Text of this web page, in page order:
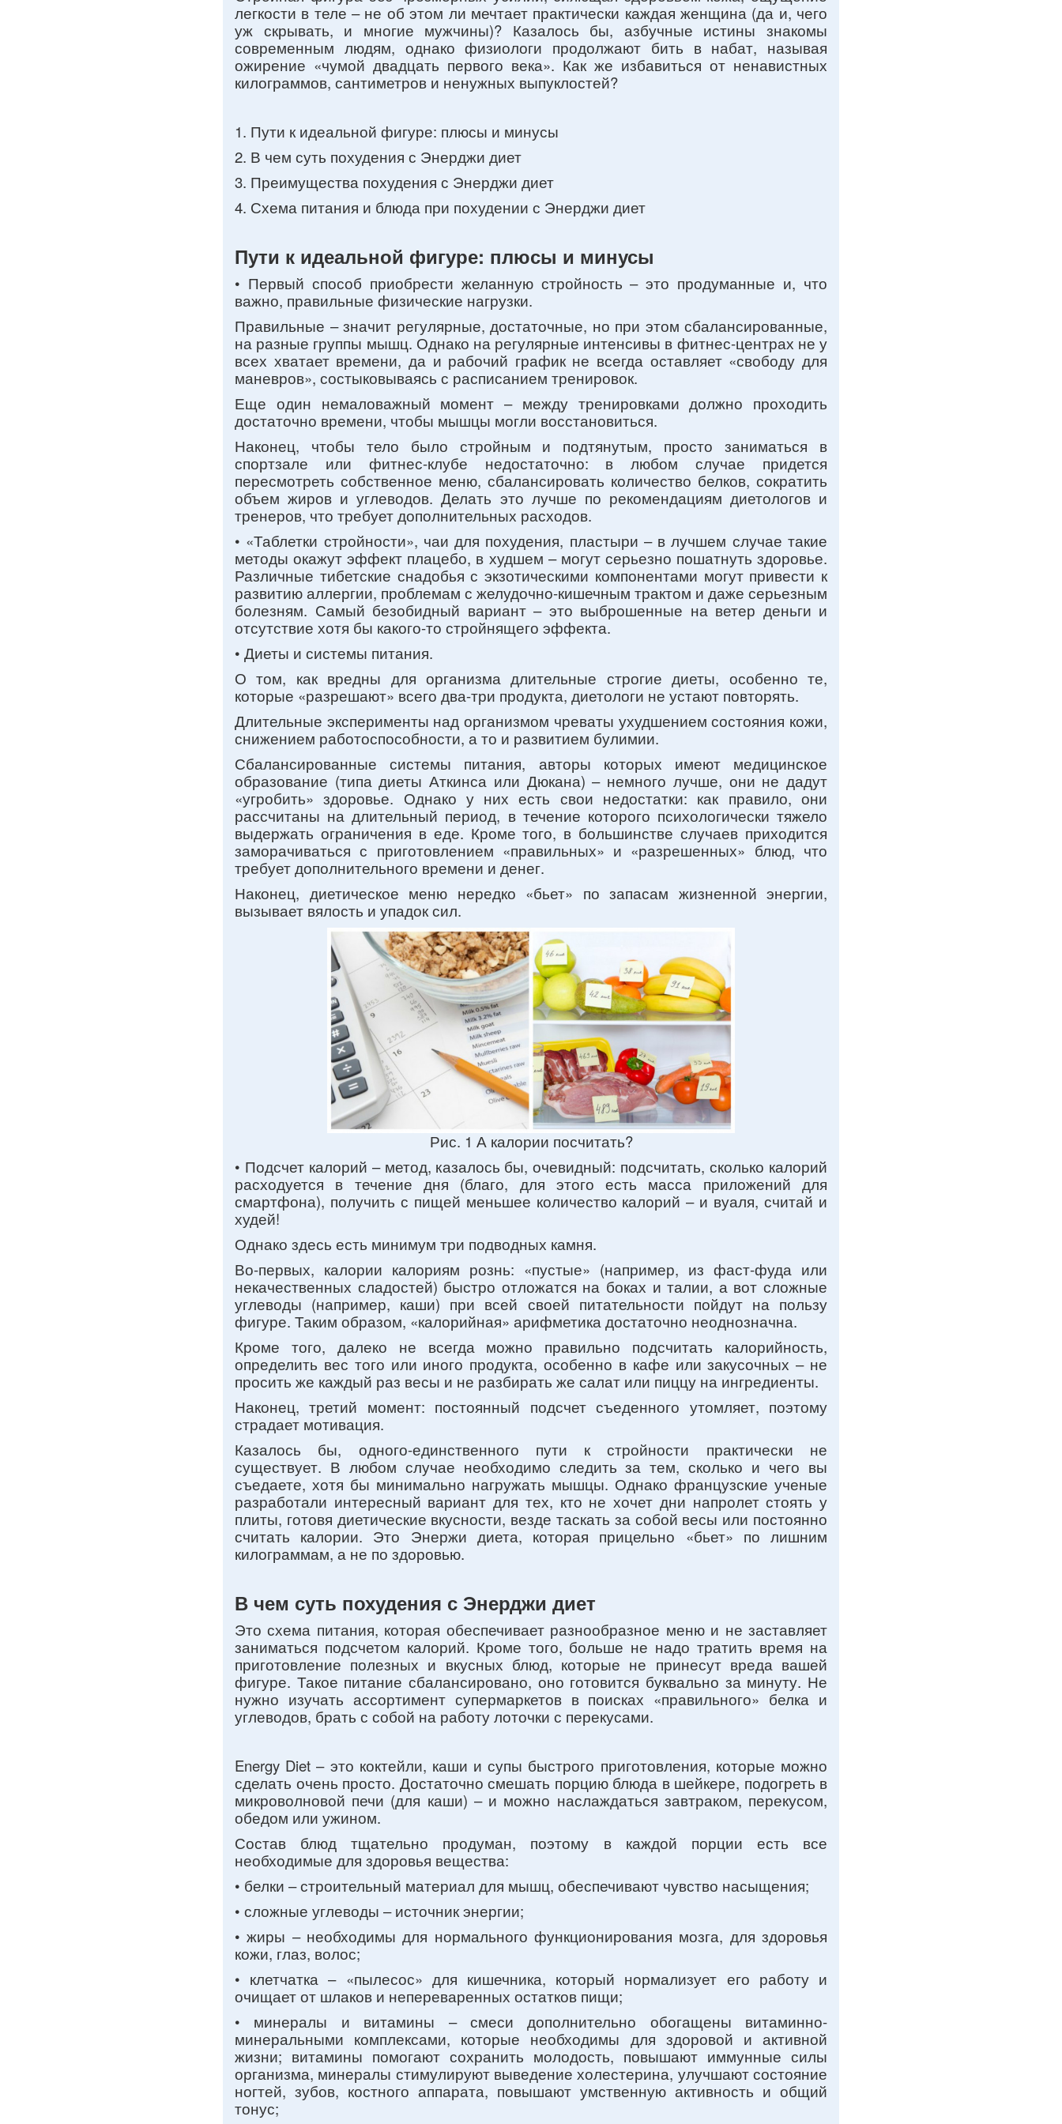
легкости в теле – не об этом ли мечтает практически каждая женщина (да и, чего
уж скрывать, и многие мужчины)? Казалось бы, азбучные истины знакомы
современным людям, однако физиологи продолжают бить в набат, называя
ожирение «чумой двадцать первого века». Как же избавиться от ненавистных
килограммов, сантиметров и ненужных выпуклостей?
1. Пути к идеальной фигуре: плюсы и минусы
2. В чем суть похудения с Энерджи диет
3. Преимущества похудения с Энерджи диет
4. Схема питания и блюда при похудении с Энерджи диет
Пути к идеальной фигуре: плюсы и минусы
• Первый способ приобрести желанную стройность – это продуманные и, что
важно, правильные физические нагрузки.
Правильные – значит регулярные, достаточные, но при этом сбалансированные,
на разные группы мышц. Однако на регулярные интенсивы в фитнес-центрах не у
всех хватает времени, да и рабочий график не всегда оставляет «свободу для
маневров», состыковываясь с расписанием тренировок.
Еще один немаловажный момент – между тренировками должно проходить
достаточно времени, чтобы мышцы могли восстановиться.
Наконец, чтобы тело было стройным и подтянутым, просто заниматься в
спортзале или фитнес-клубе недостаточно: в любом случае придется
пересмотреть собственное меню, сбалансировать количество белков, сократить
объем жиров и углеводов. Делать это лучше по рекомендациям диетологов и
тренеров, что требует дополнительных расходов.
• «Таблетки стройности», чаи для похудения, пластыри – в лучшем случае такие
методы окажут эффект плацебо, в худшем – могут серьезно пошатнуть здоровье.
Различные тибетские снадобья с экзотическими компонентами могут привести к
развитию аллергии, проблемам с желудочно-кишечным трактом и даже серьезным
болезням. Самый безобидный вариант – это выброшенные на ветер деньги и
отсутствие хотя бы какого-то стройнящего эффекта.
• Диеты и системы питания.
О том, как вредны для организма длительные строгие диеты, особенно те,
которые «разрешают» всего два-три продукта, диетологи не устают повторять.
Длительные эксперименты над организмом чреваты ухудшением состояния кожи,
снижением работоспособности, а то и развитием булимии.
Сбалансированные системы питания, авторы которых имеют медицинское
образование (типа диеты Аткинса или Дюкана) – немного лучше, они не дадут
«угробить» здоровье. Однако у них есть свои недостатки: как правило, они
рассчитаны на длительный период, в течение которого психологически тяжело
выдержать ограничения в еде. Кроме того, в большинстве случаев приходится
заморачиваться с приготовлением «правильных» и «разрешенных» блюд, что
требует дополнительного времени и денег.
Наконец, диетическое меню нередко «бьет» по запасам жизненной энергии,
вызывает вялость и упадок сил.
Рис. 1 А калории посчитать?
• Подсчет калорий – метод, казалось бы, очевидный: подсчитать, сколько калорий
расходуется в течение дня (благо, для этого есть масса приложений для
смартфона), получить с пищей меньшее количество калорий – и вуаля, считай и
худей!
Однако здесь есть минимум три подводных камня.
Во-первых, калории калориям рознь: «пустые» (например, из фаст-фуда или
некачественных сладостей) быстро отложатся на боках и талии, а вот сложные
углеводы (например, каши) при всей своей питательности пойдут на пользу
фигуре. Таким образом, «калорийная» арифметика достаточно неоднозначна.
Кроме того, далеко не всегда можно правильно подсчитать калорийность,
определить вес того или иного продукта, особенно в кафе или закусочных – не
просить же каждый раз весы и не разбирать же салат или пиццу на ингредиенты.
Наконец, третий момент: постоянный подсчет съеденного утомляет, поэтому
страдает мотивация.
Казалось бы, одного-единственного пути к стройности практически не
существует. В любом случае необходимо следить за тем, сколько и чего вы
съедаете, хотя бы минимально нагружать мышцы. Однако французские ученые
разработали интересный вариант для тех, кто не хочет дни напролет стоять у
плиты, готовя диетические вкусности, везде таскать за собой весы или постоянно
считать калории. Это Энержи диета, которая прицельно «бьет» по лишним
килограммам, а не по здоровью.
В чем суть похудения с Энерджи диет
Это схема питания, которая обеспечивает разнообразное меню и не заставляет
заниматься подсчетом калорий. Кроме того, больше не надо тратить время на
приготовление полезных и вкусных блюд, которые не принесут вреда вашей
фигуре. Такое питание сбалансировано, оно готовится буквально за минуту. Не
нужно изучать ассортимент супермаркетов в поисках «правильного» белка и
углеводов, брать с собой на работу лоточки с перекусами.
Energy Diet – это коктейли, каши и супы быстрого приготовления, которые можно
сделать очень просто. Достаточно смешать порцию блюда в шейкере, подогреть в
микроволновой печи (для каши) – и можно наслаждаться завтраком, перекусом,
обедом или ужином.
Состав блюд тщательно продуман, поэтому в каждой порции есть все
необходимые для здоровья вещества:
• белки – строительный материал для мышц, обеспечивают чувство насыщения;
• сложные углеводы – источник энергии;
• жиры – необходимы для нормального функционирования мозга, для здоровья
кожи, глаз, волос;
• клетчатка – «пылесос» для кишечника, который нормализует его работу и
очищает от шлаков и непереваренных остатков пищи;
• минералы и витамины – смеси дополнительно обогащены витаминно-
минеральными комплексами, которые необходимы для здоровой и активной
жизни; витамины помогают сохранить молодость, повышают иммунные силы
организма, минералы стимулируют выведение холестерина, улучшают состояние
ногтей, зубов, костного аппарата, повышают умственную активность и общий
тонус;